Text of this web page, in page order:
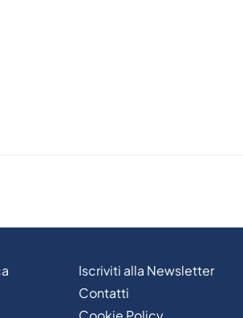
Iscriviti alla Newsletter
Contatti